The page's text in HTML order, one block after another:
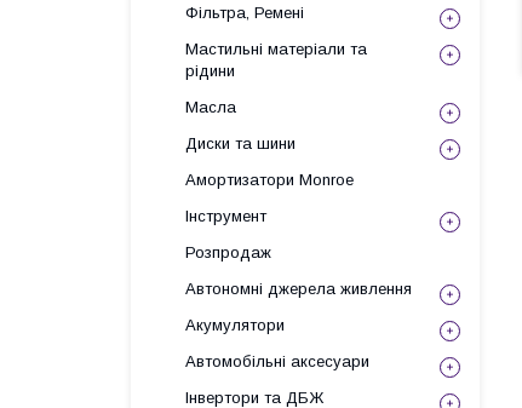
Фільтра, Ремені
Мастильні матеріали та
рідини
Масла
Диски та шини
Амортизатори Monroe
Інструмент
Розпродаж
Автономні джерела живлення
Акумулятори
Автомобільні аксесуари
Інвертори та ДБЖ